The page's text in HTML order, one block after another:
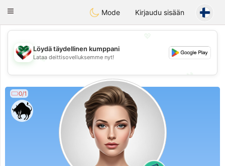
Kuwait Chat
Toggle
Mode Kirjaudu sisään
💖
💕
💕
Löydä täydellinen kumppani
Lataa deittisovelluksemme nyt!
0/1